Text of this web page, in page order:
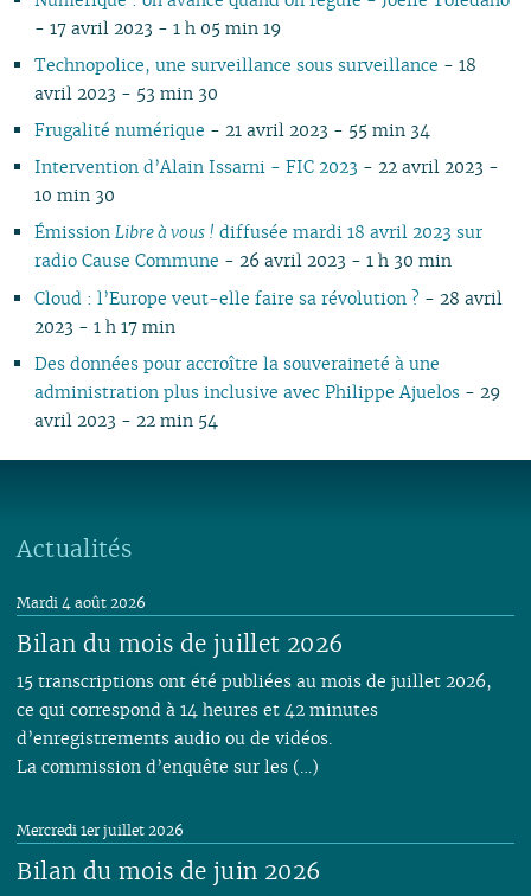
- 17 avril 2023 - 1 h 05 min 19
Technopolice, une surveillance sous surveillance - 18
avril 2023 - 53 min 30
Frugalité numérique - 21 avril 2023 - 55 min 34
Intervention d’Alain Issarni - FIC 2023 - 22 avril 2023 -
10 min 30
Émission Libre à vous ! diffusée mardi 18 avril 2023 sur
radio Cause Commune - 26 avril 2023 - 1 h 30 min
Cloud : l’Europe veut-elle faire sa révolution ? - 28 avril
2023 - 1 h 17 min
Des données pour accroître la souveraineté à une
administration plus inclusive avec Philippe Ajuelos- 29
avril 2023 - 22 min 54
Actualités
Bilan du mois de juillet 2026
Mardi 4 août 2026
15 transcriptions ont été publiées au mois de juillet 2026,
ce qui correspond à 14 heures et 42 minutes
d’enregistrements audio ou de vidéos.
La commission d’enquête sur les (…)
Bilan du mois de juin 2026
Mercredi 1er juillet 2026